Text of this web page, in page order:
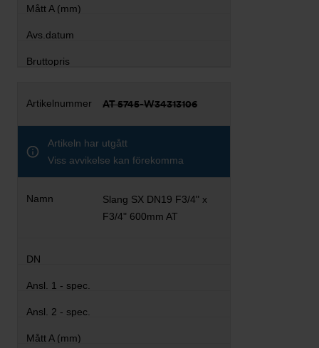
AT 5745-W34313106
Artikeln har utgått
Viss avvikelse kan förekomma
Slang SX DN19 F3/4" x
F3/4" 600mm AT